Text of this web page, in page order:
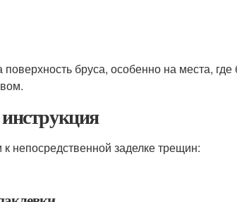
поверхность бруса, особенно на места,
непосредственной заделке трещин: